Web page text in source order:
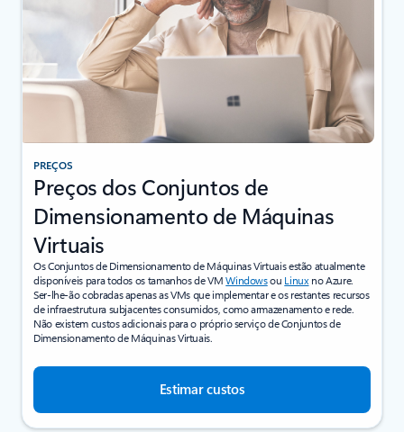
PREÇOS
Preços dos Conjuntos de
Dimensionamento de Máquinas
Virtuais
Os Conjuntos de Dimensionamento de Máquinas Virtuais estão atualmente
disponíveis para todos os tamanhos de VMWindowsou Linuxno Azure.
Ser-lhe-ão cobradas apenas as VMs que implementar e os restantes recursos
de infraestrutura subjacentes consumidos, como armazenamento e rede.
Não existem custos adicionais para o próprio serviço de Conjuntos de
Dimensionamento de Máquinas Virtuais.
Estimar custos